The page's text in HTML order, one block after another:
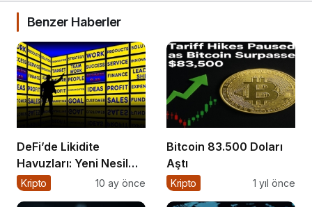
Benzer Haberler
DeFi’de Likidite
Havuzları: Yeni Nesil
Finansın Kalbi
Kripto 10 ay önce
Bitcoin 83.500 Doları
Aştı
Kripto 1 yıl önce